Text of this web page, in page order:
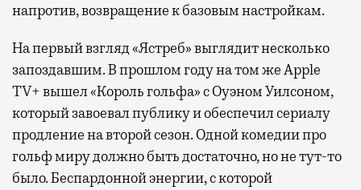
напротив, возвращение к базовым настройкам.
На первый взгляд «Ястреб» выглядит несколько
запоздавшим. В прошлом году на том же Apple
TV+ вышел «Король гольфа» с Оуэном Уилсоном,
который завоевал публику и обеспечил сериалу
продление на второй сезон. Одной комедии про
гольф миру должно быть достаточно, но не тут-то
было. Беспардонной энергии, с которой